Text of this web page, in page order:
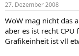
27. Dezember 2008
WoW mag nicht das
aber es ist recht
Grafikeinheit ist vll